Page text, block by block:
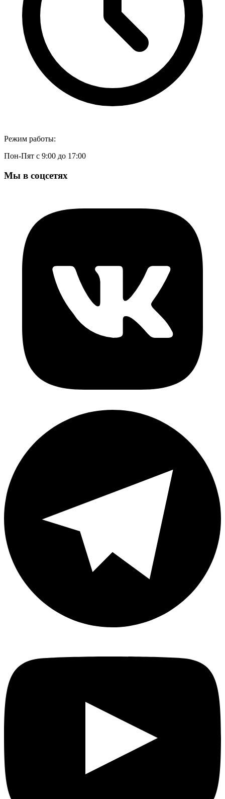
Режим работы:
Пон-Пят с 9:00 до 17:00
Мы в соцсетях